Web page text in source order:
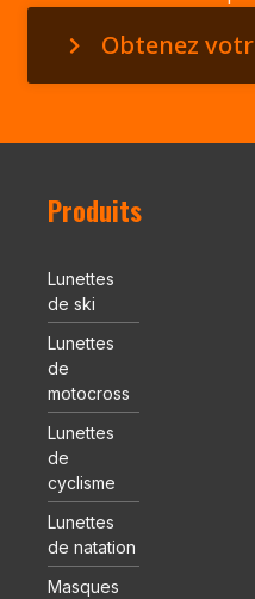
Obtenez
Produits
Lunettes
de ski
Lunettes
de
motocross
Lunettes
de
cyclisme
Lunettes
de natation
Masques